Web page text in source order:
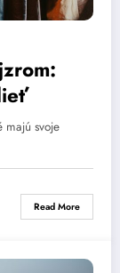
majú svoje
Read More